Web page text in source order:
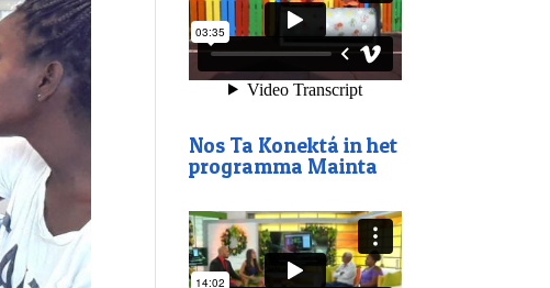
Nos Ta Konektá in het
programma Mainta